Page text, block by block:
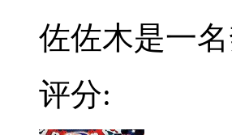
佐佐木是一
评分: